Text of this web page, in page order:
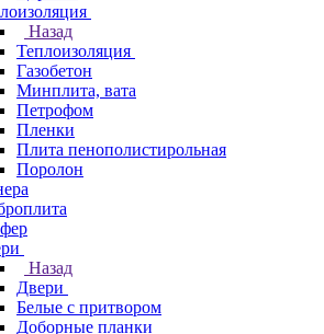
Назад
Теплоизоляция
Газобетон
Минплита, вата
Петрофом
Пленки
Плита пенополистирольная
Поролон
Назад
Двери
Белые с притвором
Доборные планки